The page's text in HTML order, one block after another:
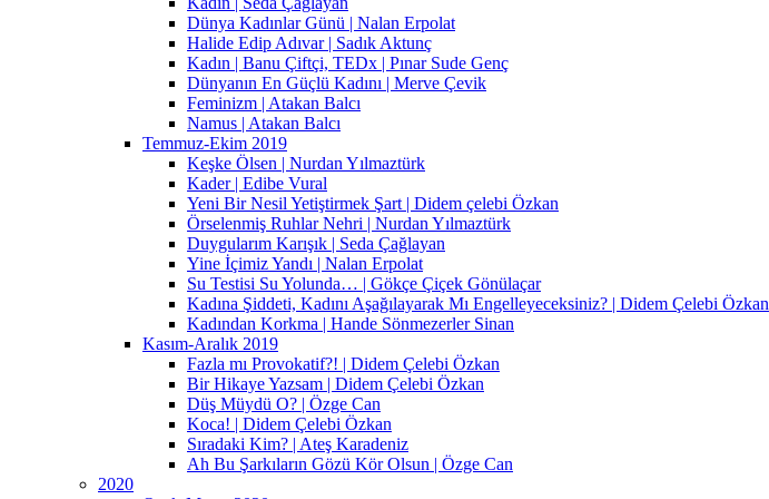
Dünya Kadınlar Günü | Nalan Erpolat
Halide Edip Adıvar | Sadık Aktunç
Kadın | Banu Çiftçi, TEDx | Pınar Sude Genç
Dünyanın En Güçlü Kadını | Merve Çevik
Feminizm | Atakan Balcı
Namus | Atakan Balcı
Temmuz-Ekim 2019
Keşke Ölsen | Nurdan Yılmaztürk
Kader | Edibe Vural
Yeni Bir Nesil Yetiştirmek Şart | Didem çelebi Özkan
Örselenmiş Ruhlar Nehri | Nurdan Yılmaztürk
Duygularım Karışık | Seda Çağlayan
Yine İçimiz Yandı | Nalan Erpolat
Su Testisi Su Yolunda… | Gökçe Çiçek Gönülaçar
Kadına Şiddeti, Kadını Aşağılayarak Mı Engelleyeceksiniz? | Didem Çelebi Özkan
Kadından Korkma | Hande Sönmezerler Sinan
Kasım-Aralık 2019
Fazla mı Provokatif?! | Didem Çelebi Özkan
Bir Hikaye Yazsam | Didem Çelebi Özkan
Düş Müydü O? | Özge Can
Koca! | Didem Çelebi Özkan
Sıradaki Kim? | Ateş Karadeniz
Ah Bu Şarkıların Gözü Kör Olsun | Özge Can
2020